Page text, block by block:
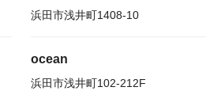
浜田市浅井町1408-10
ocean
浜田市浅井町102-212F